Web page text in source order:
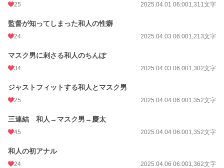
25 2025.04.01 06:001,311文字
監督が知ってしまった和人の性癖
24 2025.04.03 06:001,213文字
マスク男に刺さる和人のちんぽ
34 2025.04.03 06:001,302文字
ジャストフィットする和人とマスク男
25 2025.04.04 06:001,352文字
三連結 和人→マスク男→慶太
45 2025.04.04 06:001,352文字
和人の初アナル
24 2025.04.06 06:001,362文字